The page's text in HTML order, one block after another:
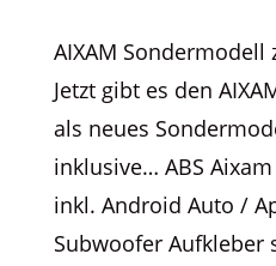
AIXAM Sondermodell
Jetzt gibt es den
als neues
inklusive… ABS
inkl. Android Auto /
Subwoofer Aufkleber